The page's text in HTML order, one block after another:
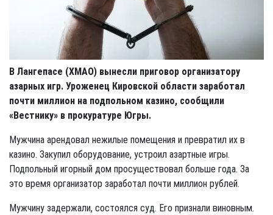
В Лангепасе (ХМАО) вынесли приговор организатору
азарных игр. Уроженец Кировской области заработал
почти миллион на подпольном казино, сообщили
«Вестнику» в прокуратуре Югры.
Мужчина арендовал нежилые помещения и превратил их в
казино. Закупил оборудование, устроил азартные игры.
Подпольный игорный дом просуществовал больше года. За
это время организатор заработал почти миллион рублей.
Мужчину задержали, состоялся суд. Его признали виновным.